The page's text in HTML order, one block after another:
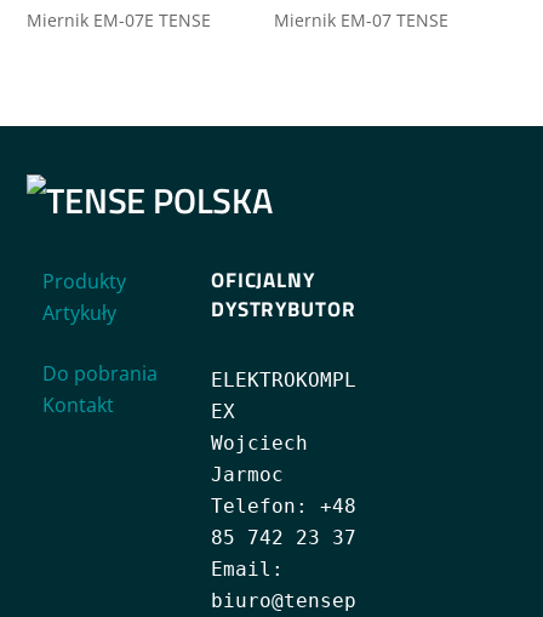
Miernik EM-07E TENSE Miernik EM-07 TENSE
Produkty
Artykuły
Do pobrania
Kontakt
OFICJALNY
DYSTRYBUTOR
ELEKTROKOMPL
EX
Wojciech
Jarmoc
Telefon: +48
85 742 23 37
Email:
biuro@tensep